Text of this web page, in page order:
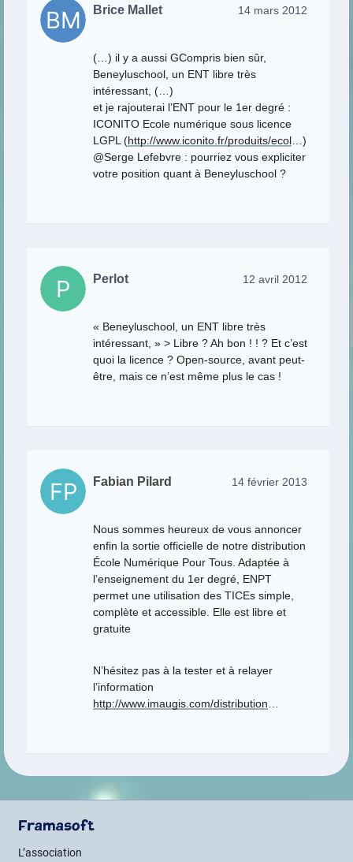
Brice Mallet 14 mars 2012
(…) il y a aussi GCompris bien sûr,
Beneyluschool, un ENT libre très
intéressant, (…)
et je rajouterai l’ENT pour le 1er degré :
ICONITO Ecole numérique sous licence
LGPL (http://www.iconito.fr/produits/ecol …)
@Serge Lefebvre : pourriez vous expliciter
votre position quant à Beneyluschool ?
Perlot 12 avril 2012
« Beneyluschool, un ENT libre très
intéressant, » > Libre ? Ah bon ! ! ? Et c’est
quoi la licence ? Open-source, avant peut-
être, mais ce n’est même plus le cas !
Fabian Pilard 14 février 2013
Nous sommes heureux de vous annoncer
enfin la sortie officielle de notre distribution
École Numérique Pour Tous. Adaptée à
l’enseignement du 1er degré, ENPT
permet une utilisation des TICEs simple,
complète et accessible. Elle est libre et
gratuite
N’hésitez pas à la tester et à relayer
l’information
http://www.imaugis.com/distribution
Framasoft
L’association